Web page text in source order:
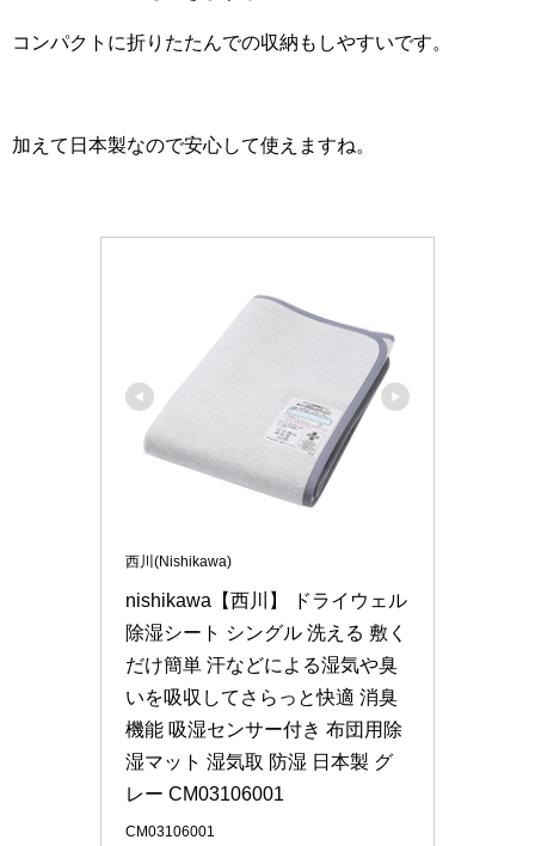
コンパクトに折りたたんでの収納もしやすいです。
加えて日本製なので安心して使えますね。
西川(Nishikawa)
nishikawa【西川】 ドライウェル
除湿シート シングル 洗える 敷く
だけ簡単 汗などによる湿気や臭
いを吸収してさらっと快適 消臭
機能 吸湿センサー付き 布団用除
湿マット 湿気取 防湿 日本製 グ
レー CM03106001
CM03106001